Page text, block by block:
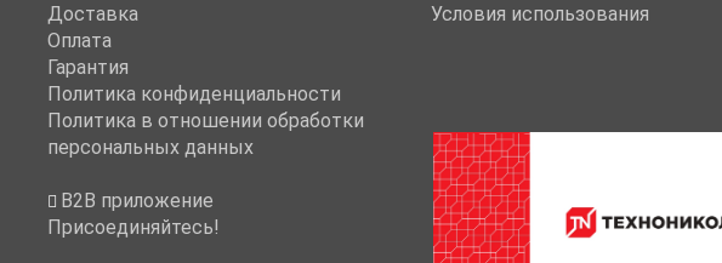
Доставка
Оплата
Гарантия
Политика конфиденциальности
Политика в отношении обработки
персональных данных
B2B приложение
Присоединяйтесь!
Условия использования